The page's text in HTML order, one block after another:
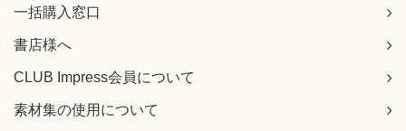
【 第4刷にて修正 】
199ページ リスト7-3の1行目
<%@ page import="bean.Human" %>
[正]
<%@ page import="model.Human" %>
一括購入窓口
書店様へ
CLUB Impress会員について
素材集の使用について